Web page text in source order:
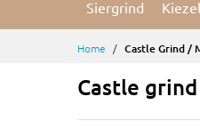
Siergrind Kiezel
Home Castle Grind /
Castle